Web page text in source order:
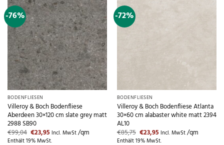
-76%
BODENFLIESEN
Villeroy & Boch Bodenfliese
Aberdeen 30×120 cm slate grey matt
2988 SB90
€99,04 Ursprünglicher
Preis
€23,95Aktueller
Preis
Incl. MwSt/qm
Enthält 19% MwSt.
-72%
BODENFLIESEN
Villeroy & Boch Bodenfliese Atlanta
30×60 cm alabaster white matt 2394
AL10
€85,75 Ursprünglicher
Preis
€23,95Aktueller
Preis
Incl. MwSt/qm
Enthält 19% MwSt.